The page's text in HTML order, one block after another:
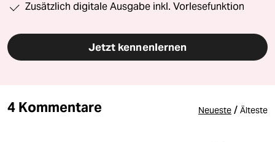
Zusätzlich digitale Ausgabe inkl. Vorlesefunktion
Jetzt kennenlernen
4 Kommentare Neueste / Älteste